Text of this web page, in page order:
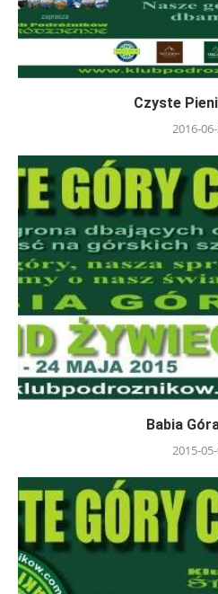
Czyste
2016-
Babia
2015-